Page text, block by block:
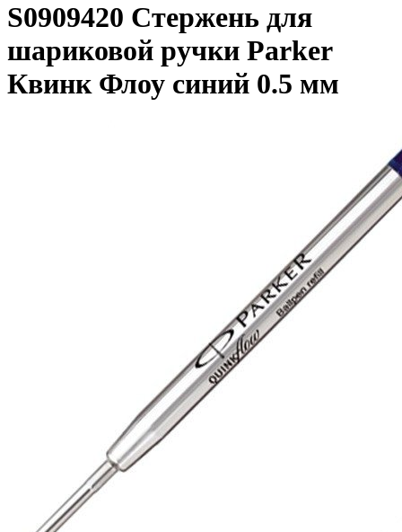
S0909420 Стержень для
шариковой ручки Parker
Квинк Флоу синий 0.5 мм